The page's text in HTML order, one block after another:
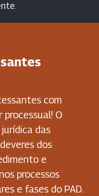
com
O
das
dos
e
processos
e fases do PAD.